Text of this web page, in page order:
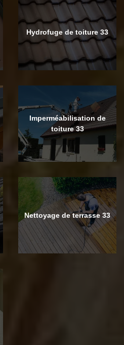
Hydrofuge de toiture 33
Imperméabilisation de
toiture 33
Nettoyage de terrasse 33